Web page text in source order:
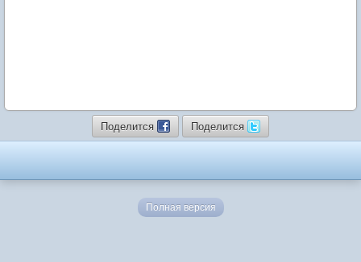
Поделится Поделится
Полная версия